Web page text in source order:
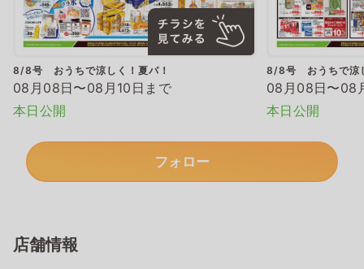
8/8号 おうちで涼しく！夏パ！
08月08日〜08月10日まで
本日公開
8/8号 おうちで涼
08月08日〜08
本日公開
フォロー
店舗情報